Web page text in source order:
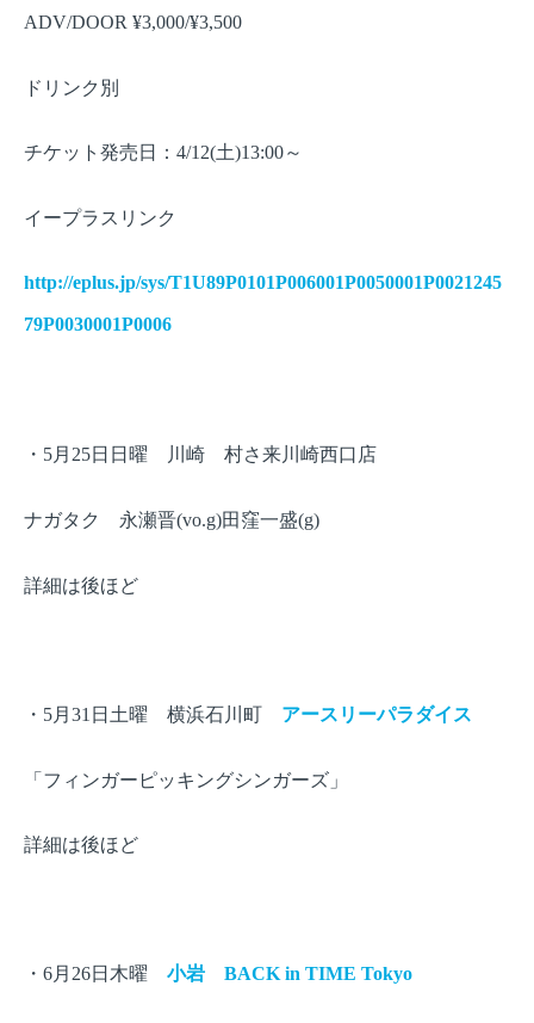
ADV/DOOR ¥3,000/¥3,500
ドリンク別
チケット発売日： 4/12(土)13:00～
イープラスリンク
http://eplus.jp/sys/T1U89P0101P006001P0050001P0021245
79P0030001P0006
・ 5月 25日日曜 川崎 村さ来川崎西口店
ナガタク 永瀬晋(vo.g)田窪一盛(g)
詳細は後ほど
・ 5月31 日土曜 横浜石川町 アースリーパラダイス
「フィンガーピッキングシンガーズ」
詳細は後ほど
・ 6月 26日木曜 小岩 BACK in TIME Tokyo